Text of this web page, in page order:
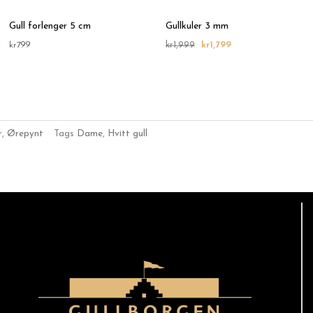
Gull forlenger 5 cm
kr799
Gullkuler 3 mm
kr1,999 kr1,799
, Ørepynt Tags Dame, Hvitt gull